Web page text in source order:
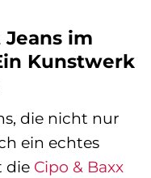
im
Kunstwerk
die nicht nur
ein echtes
die Cipo & Baxx